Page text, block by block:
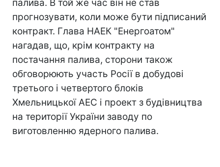
палива. В той же час він не став
прогнозувати, коли може бути підписаний
контракт. Глава НАЕК "Енергоатом"
нагадав, що, крім контракту на
постачання палива, сторони також
обговорюють участь Росії в добудові
третього і четвертого блоків
Хмельницької АЕС і проект з будівництва
на території України заводу по
виготовленню ядерного палива.